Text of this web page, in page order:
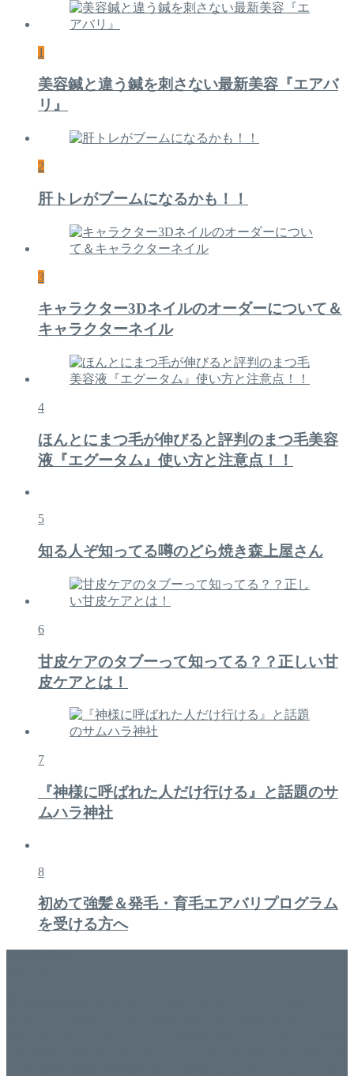
1
美容鍼と違う鍼を刺さない最新美容『エアバ
リ』
2
肝トレがブームになるかも！！
3
キャラクター3Dネイルのオーダーについて＆
キャラクターネイル
4
ほんとにまつ毛が伸びると評判のまつ毛美容
液『エグータム』使い方と注意点！！
5
知る人ぞ知ってる噂のどら焼き森上屋さん
6
甘皮ケアのタブーって知ってる？？正しい甘
皮ケアとは！
7
『神様に呼ばれた人だけ行ける』と話題のサ
ムハラ神社
8
初めて強髪＆発毛・育毛エアバリプログラム
を受ける方へ